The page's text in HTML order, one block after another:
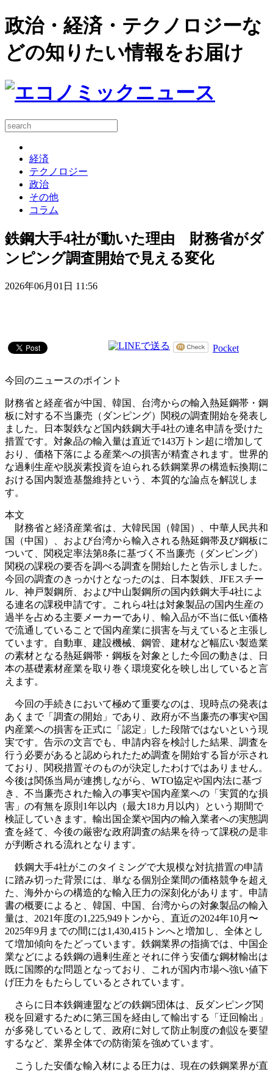
政治・経済・テクノロジーな
どの知りたい情報をお届け
経済
テクノロジー
政治
その他
コラム
鉄鋼大手4社が動いた理由 財務省がダ
ンピング調査開始で見える変化
2026年06月01日 11:56
Pocket
今回のニュースのポイント
財務省と経産省が中国、韓国、台湾からの輸入熱延鋼帯・鋼
板に対する不当廉売（ダンピング）関税の調査開始を発表し
ました。日本製鉄など国内鉄鋼大手4社の連名申請を受けた
措置です。対象品の輸入量は直近で143万トン超に増加して
おり、価格下落による産業への損害が精査されます。世界的
な過剰生産や脱炭素投資を迫られる鉄鋼業界の構造転換期に
おける国内製造基盤維持という、本質的な論点を解説しま
す。
本文
財務省と経済産業省は、大韓民国（韓国）、中華人民共和
国（中国）、および台湾から輸入される熱延鋼帯及び鋼板に
ついて、関税定率法第8条に基づく不当廉売（ダンピング）
関税の課税の要否を調べる調査を開始したと告示しました。
今回の調査のきっかけとなったのは、日本製鉄、JFEスチー
ル、神戸製鋼所、および中山製鋼所の国内鉄鋼大手4社によ
る連名の課税申請です。これら4社は対象製品の国内生産の
過半を占める主要メーカーであり、輸入品が不当に低い価格
で流通していることで国内産業に損害を与えていると主張し
ています。自動車、建設機械、鋼管、建材など幅広い製造業
の素材となる熱延鋼帯・鋼板を対象とした今回の動きは、日
本の基礎素材産業を取り巻く環境変化を映し出していると言
えます。
今回の手続きにおいて極めて重要なのは、現時点の発表は
あくまで「調査の開始」であり、政府が不当廉売の事実や国
内産業への損害を正式に「認定」した段階ではないという現
実です。告示の文言でも、申請内容を検討した結果、調査を
行う必要があると認められたため調査を開始する旨が示され
ており、関税措置そのものが決定したわけではありません。
今後は関係当局が連携しながら、WTO協定や国内法に基づ
き、不当廉売された輸入の事実や国内産業への「実質的な損
害」の有無を原則1年以内（最大18カ月以内）という期間で
検証していきます。輸出国企業や国内の輸入業者への実態調
査を経て、今後の厳密な政府調査の結果を待って課税の是非
が判断される流れとなります。
鉄鋼大手4社がこのタイミングで大規模な対抗措置の申請
に踏み切った背景には、単なる個別企業間の価格競争を超え
た、海外からの構造的な輸入圧力の深刻化があります。申請
書の概要によると、韓国、中国、台湾からの対象製品の輸入
量は、2021年度の1,225,949トンから、直近の2024年10月〜
2025年9月までの間には1,430,415トンへと増加し、全体とし
て増加傾向をたどっています。鉄鋼業界の指摘では、中国企
業などによる鉄鋼の過剰生産とそれに伴う安価な鋼材輸出は
既に国際的な問題となっており、これが国内市場へ強い値下
げ圧力をもたらしているとされています。
さらに日本鉄鋼連盟などの鉄鋼5団体は、反ダンピング関
税を回避するために第三国を経由して輸出する「迂回輸出」
が多発しているとして、政府に対して防止制度の創設を要望
するなど、業界全体での防衛策を強めています。
こうした安価な輸入材による圧力は、現在の鉄鋼業界が直